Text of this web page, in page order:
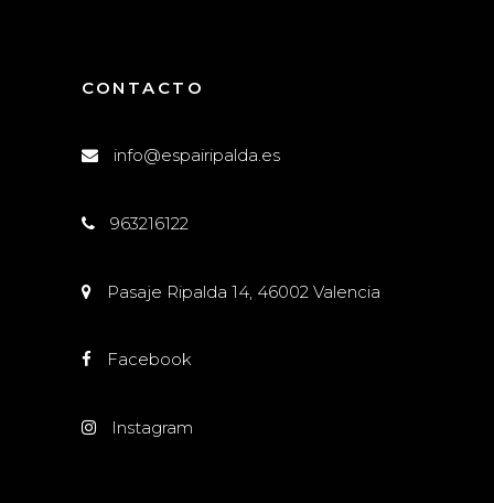
CONTACTO
info@espairipalda.es
963216122
Pasaje Ripalda 14, 46002 Valencia
Facebook
Instagram